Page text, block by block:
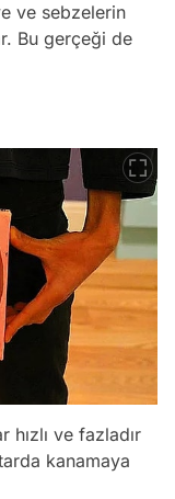
ve sebzelerin
Bu gerçeği de
hızlı ve fazladır
kanamaya